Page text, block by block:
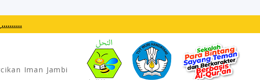
.......... بِسْــــــــــــــــــمِ اللهِ الرَّحْمَنِ الرَّحِيْمِ ..........
Iman Jambi